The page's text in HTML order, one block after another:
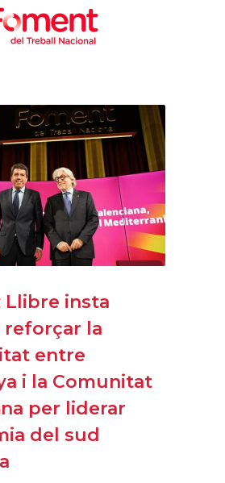
Llibre insta
reforçar la
entre
i la Comunitat
per liderar
del sud